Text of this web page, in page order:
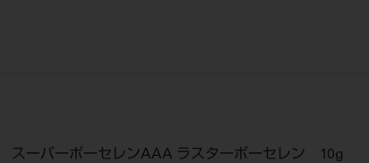
スーパーポーセレンAAA ラスターポーセレン 10g